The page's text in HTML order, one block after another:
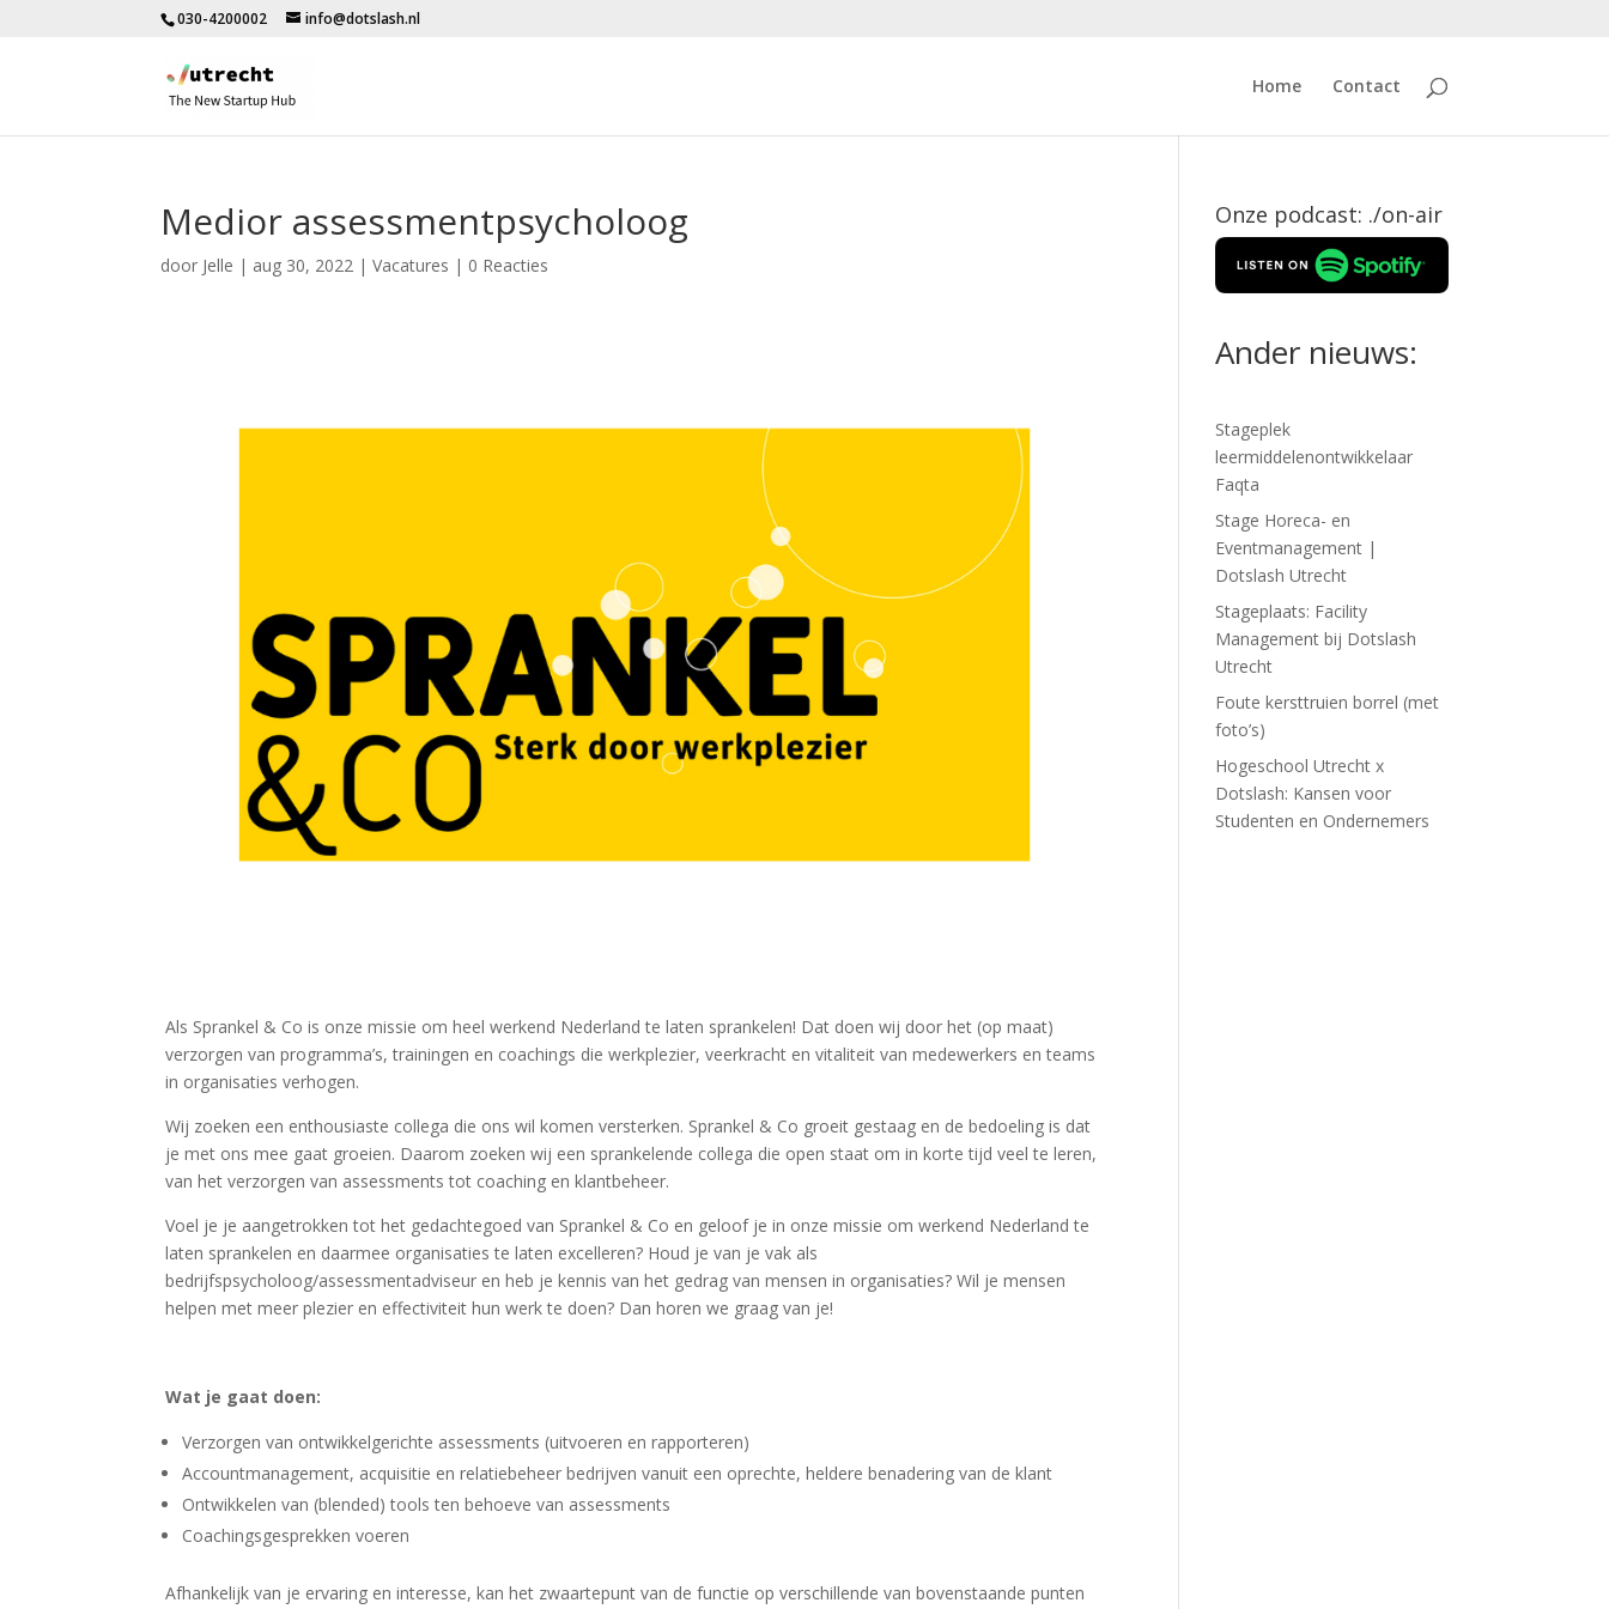
030-4200002 info@dotslash.nl
Home Contact
Medior assessmentpsycholoog
door Jelle | aug 30, 2022 |Vacatures | 0 Reacties
Als Sprankel & Co is onze missie om heel werkend Nederland te laten sprankelen! Dat doen wij door het (op maat)
verzorgen van programma’s, trainingen en coachings die werkplezier, veerkracht en vitaliteit van medewerkers en teams
in organisaties verhogen.
Wij zoeken een enthousiaste collega die ons wil komen versterken. Sprankel & Co groeit gestaag en de bedoeling is dat
je met ons mee gaat groeien. Daarom zoeken wij een sprankelende collega die open staat om in korte tijd veel te leren,
van het verzorgen van assessments tot coaching en klantbeheer.
Voel je je aangetrokken tot het gedachtegoed van Sprankel & Co en geloof je in onze missie om werkend Nederland te
laten sprankelen en daarmee organisaties te laten excelleren? Houd je van je vak als
bedrijfspsycholoog/assessmentadviseur en heb je kennis van het gedrag van mensen in organisaties? Wil je mensen
helpen met meer plezier en effectiviteit hun werk te doen? Dan horen we graag van je!
Wat je gaat doen:
Verzorgen van ontwikkelgerichte assessments (uitvoeren en rapporteren)
Accountmanagement, acquisitie en relatiebeheer bedrijven vanuit een oprechte, heldere benadering van de klant
Ontwikkelen van (blended) tools ten behoeve van assessments
Coachingsgesprekken voeren
Afhankelijk van je ervaring en interesse, kan het zwaartepunt van de functie op verschillende van bovenstaande punten
Onze podcast: ./on-air
Ander nieuws:
Stageplek
leermiddelenontwikkelaar
Faqta
Stage Horeca- en
Eventmanagement |
Dotslash Utrecht
Stageplaats: Facility
Management bij Dotslash
Utrecht
Foute kersttruien borrel (met
foto’s)
Hogeschool Utrecht x
Dotslash: Kansen voor
Studenten en Ondernemers